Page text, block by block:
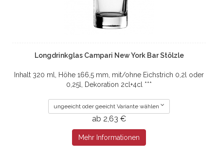
Longdrinkglas Campari New York Bar Stölzle
Inhalt 320 ml, Höhe 166,5 mm, mit/ohne Eichstrich 0,2l oder
0,25l, Dekoration 2cl+4cl ***
ungeeicht oder geeicht Variante wählen
ab 2,63 €
Mehr Informationen